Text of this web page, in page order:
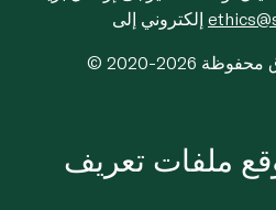
محفوظة
ملفات تعريف